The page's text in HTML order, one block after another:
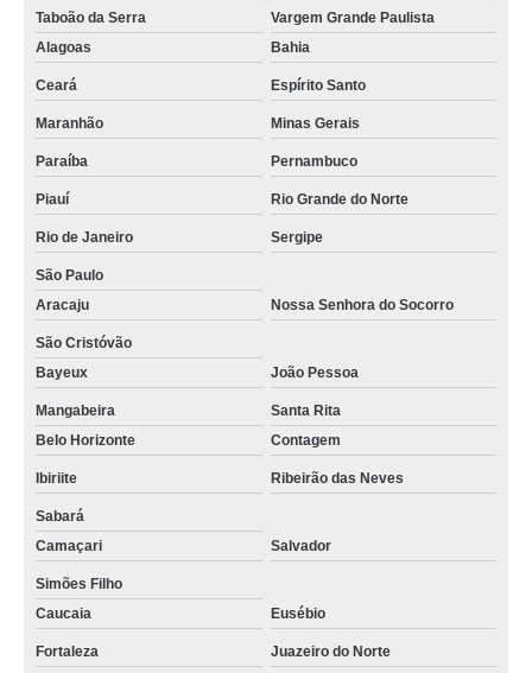
Taboão da Serra
Vargem Grande Paulista
Alagoas
Bahia
Ceará Espírito Santo
Maranhão Minas Gerais
Paraíba Pernambuco
Piauí Rio Grande do Norte
Rio de Janeiro Sergipe
São Paulo
Aracaju
Nossa Senhora do Socorro
São Cristóvão
Bayeux
João Pessoa
Mangabeira
Santa Rita
Belo Horizonte
Contagem
Ibiriite Ribeirão das Neves
Sabará
Camaçari
Salvador
Simões Filho
Caucaia
Eusébio
Fortaleza Juazeiro do Norte